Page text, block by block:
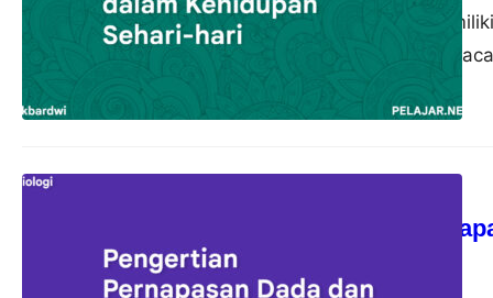
Lensa cembung
pemanfaatannya di
Pengertian